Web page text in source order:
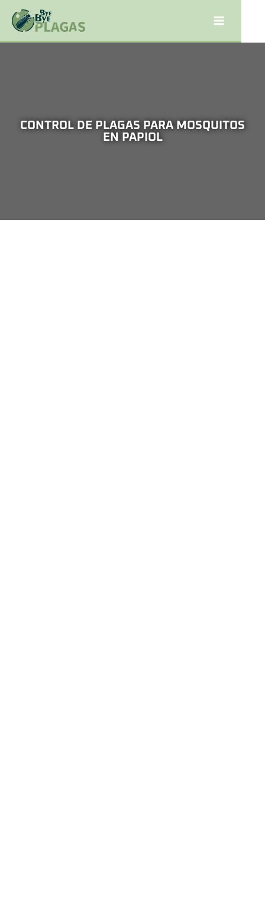
CONTROL DE PLAGAS PARA MOSQUITOS
EN PAPIOL